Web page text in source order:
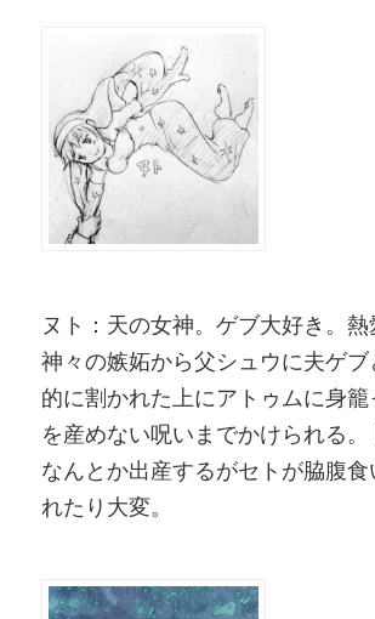
ヌト：天の女神。ゲブ大好き。
神々の嫉妬から父シュウに夫ゲ
的に割かれた上にアトゥムに身
を産めない呪いまでかけられる
なんとか出産するがセトが脇腹食
れたり大変。